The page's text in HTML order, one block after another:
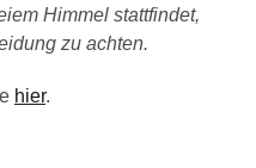
Himmel stattfindet,
zu achten.
hier.